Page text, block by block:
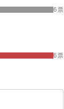
6 票
6 票